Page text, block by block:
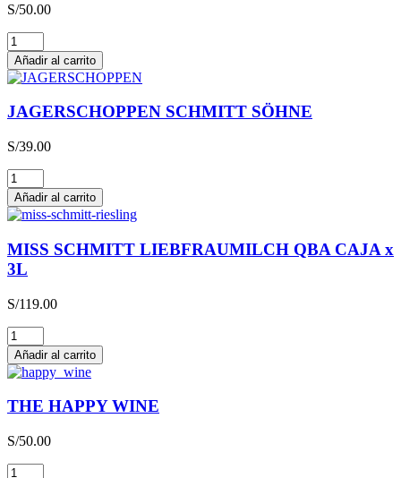
S/50.00
Glühwein
cantidad
Añadir al carrito
JAGERSCHOPPEN SCHMITT SÖHNE
S/39.00
JAGERSCHOPPEN
SCHMITT
SÖHNE
cantidad
Añadir al carrito
MISS SCHMITT LIEBFRAUMILCH QBA CAJA x
3L
S/119.00
MISS
SCHMITT
LIEBFRAUMILCH
QBA
CAJA
x
cantidad
Añadir al carrito
THE HAPPY WINE
S/50.00
THE